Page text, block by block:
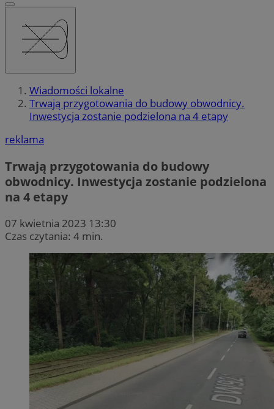
Wiadomości lokalne
Trwają przygotowania do budowy obwodnicy.
Inwestycja zostanie podzielona na 4 etapy
reklama
Trwają przygotowania do budowy
obwodnicy. Inwestycja zostanie podzielona
na 4 etapy
07 kwietnia 2023 13:30
Czas czytania: 4 min.